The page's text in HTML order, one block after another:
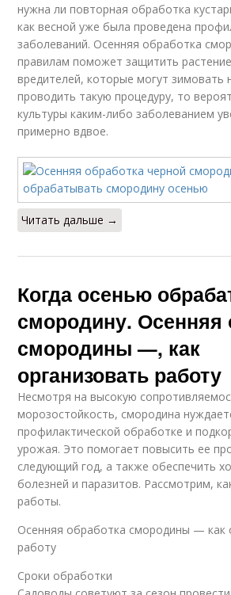
нужна ли повторная обработка
как весной уже была проведена
заболеваний. Осенняя обработка
правилам поможет защитить
вредителей, которые могут зимовать
проводить такую процедуру, то
культуры каким-либо заболеванием
примерно вдвое.
Читать дальше →
Когда осенью
смородину. Осенняя
смородины —, как
организовать работу
Несмотря на высокую
морозостойкость, смородина
профилактической обработке и
урожая. Это помогает повысить ее
следующий год, а также обеспечить
болезней и паразитов. Рассмотрим,
работы.
Осенняя обработка смородины — как
работу
Сроки обработки